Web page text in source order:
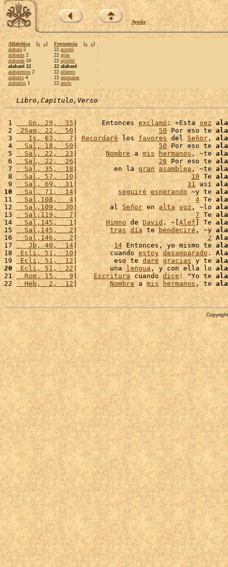
Ayuda
Alfabética [« »]
alabará 5
alabaran 2
alabarán 10
alabaré 22
alabaremos 2
alabarlo 4
alabarlos 1
Frecuencia [« »]
22 acordó
22 ajías
22 ajitófel
22 alabaré
22 alfarero
22 amenazas
22 amós
Libro,Capítulo,Verso
1
   Gn, 29,  35
|      Entonces exclamó : «Esta vez
2 2Sam, 22,  50 | 50 Por eso te
3
   Is, 63,   7
| Recordaré los favores del Señor ,
4
  Sal, 18,  50
| 50 Por eso te
5
  Sal, 22,  23
| Nombre a mis hermanos , ~te
6
  Sal, 22,  26
| 26 Por eso te
7
  Sal, 35,  18
|         en la gran asamblea , ~te
8
  Sal, 57,  10
| 10 Te
9
  Sal, 69,  31
| 31 así
10
  Sal, 71,  14
| seguiré esperando ~y te
11
  Sal,108,   4
| 4 Te
12
  Sal,109,  30
|        al Señor en alta voz , ~lo
13
  Sal,119,   7
| 7 Te
14
  Sal,145,   1
| Himno de David. ~[ Alef ] Te
15
  Sal,145,   2
| tras día te bendeciré , ~y
16
  Sal,146,   2
| 2
17
   Jb, 40,  14
| 14 Entonces, yo mismo te
18 Ecli, 51,  10 |        cuando estoy desamparado .
19 Ecli, 51,  12 |         eso te daré gracias y te
20
Ecli, 51,  22 |        una lengua , y con ella lo
21
  Rom, 15,   9
| Escritura cuando dice: "Yo te
22
  Heb,  2,  12
| Nombre a mis hermanos , te